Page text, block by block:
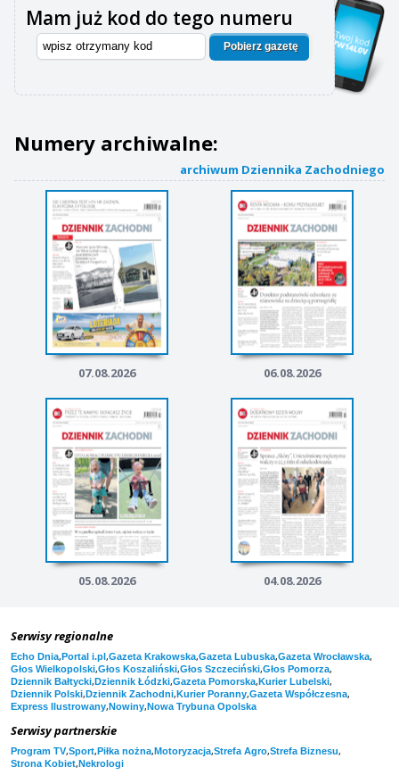
Mam już kod do tego numeru
Pobierz gazetę
Numery archiwalne:
archiwum Dziennika Zachodniego
07.08.2026 06.08.2026
05.08.2026 04.08.2026
Serwisy regionalne
Echo Dnia,Portal i.pl,Gazeta Krakowska,Gazeta Lubuska,Gazeta Wrocławska,
Głos Wielkopolski,Głos Koszaliński,Głos Szczeciński,Głos Pomorza,
Dziennik Bałtycki,Dziennik Łódzki,Gazeta Pomorska,Kurier Lubelski,
Dziennik Polski,Dziennik Zachodni,Kurier Poranny,Gazeta Współczesna,
Express Ilustrowany,Nowiny,Nowa Trybuna Opolska
Serwisy partnerskie
Program TV,Sport,Piłka nożna,Motoryzacja,Strefa Agro,Strefa Biznesu,
Strona Kobiet,Nekrologi